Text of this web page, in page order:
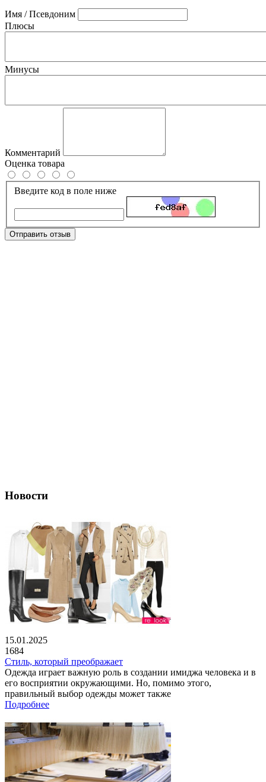
Имя / Псевдоним
Плюсы
Минусы
Комментарий
Оценка товара
Введите код в поле ниже
Отправить отзыв
Новости
15.01.2025
1684
Стиль, который преображает
Одежда играет важную роль в создании имиджа человека и в
его восприятии окружающими. Но, помимо этого,
правильный выбор одежды может также
Подробнее